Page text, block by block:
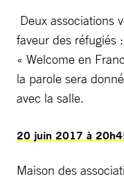
Deux associations
faveur des réfugiés
« Welcome en
la parole sera
avec la salle.
20 juin 2017 à
Maison des